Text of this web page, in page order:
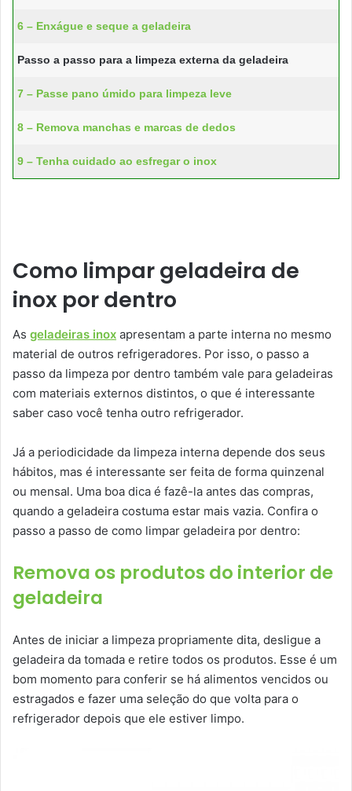
6 – Enxágue e seque a geladeira
Passo a passo para a limpeza externa da geladeira
7 – Passe pano úmido para limpeza leve
8 – Remova manchas e marcas de dedos
9 – Tenha cuidado ao esfregar o inox
Como limpar geladeira de
inox por dentro
As geladeiras inox apresentam a parte interna no mesmo
material de outros refrigeradores. Por isso, o passo a
passo da limpeza por dentro também vale para geladeiras
com materiais externos distintos, o que é interessante
saber caso você tenha outro refrigerador.
Já a periodicidade da limpeza interna depende dos seus
hábitos, mas é interessante ser feita de forma quinzenal
ou mensal. Uma boa dica é fazê-la antes das compras,
quando a geladeira costuma estar mais vazia. Confira o
passo a passo de como limpar geladeira por dentro:
Remova os produtos do interior de
geladeira
Antes de iniciar a limpeza propriamente dita, desligue a
geladeira da tomada e retire todos os produtos. Esse é um
bom momento para conferir se há alimentos vencidos ou
estragados e fazer uma seleção do que volta para o
refrigerador depois que ele estiver limpo.